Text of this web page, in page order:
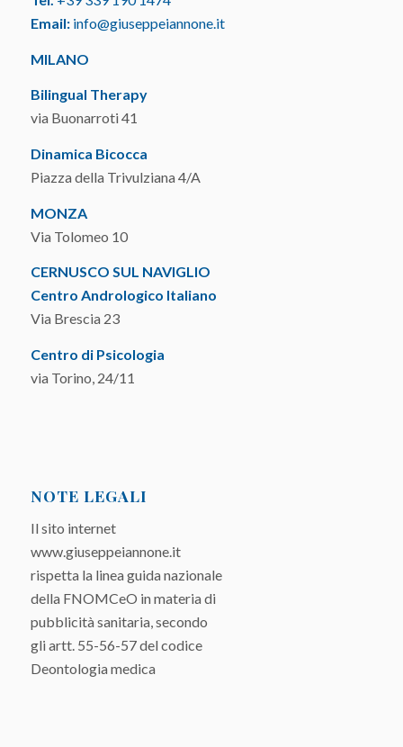
Email: info@giuseppeiannone.it
MILANO
Bilingual Therapy
via Buonarroti 41
Dinamica Bicocca
Piazza della Trivulziana 4/A
MONZA
Via Tolomeo 10
CERNUSCO SUL NAVIGLIO
Centro Andrologico Italiano
Via Brescia 23
Centro di Psicologia
via Torino, 24/11
NOTE LEGALI
Il sito internet
www.giuseppeiannone.it
rispetta la linea guida nazionale
della FNOMCeO in materia di
pubblicità sanitaria, secondo
gli artt. 55-56-57 del codice
Deontologia medica